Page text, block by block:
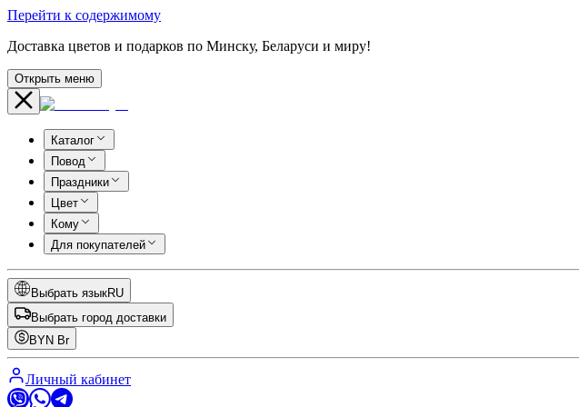
Перейти к содержимому
Доставка цветов и подарков по Минску, Беларуси и миру!
Открыть меню
Каталог
Повод
Праздники
Цвет
Кому
Для покупателей
Выбрать языкRU
Выбрать город доставки
BYN Br
Личный кабинет